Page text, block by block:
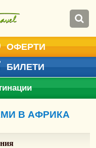
ОФЕРТИ
БИЛЕТИ
В АФРИКА